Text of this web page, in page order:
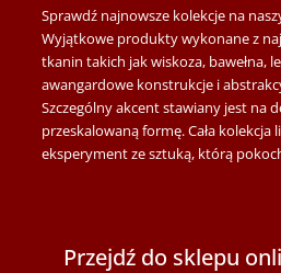
Sprawdź najnowsze kolekcje na
Wyjątkowe produkty wykonane z
tkanin takich jak wiskoza, bawełna,
awangardowe konstrukcje i
Szczególny akcent stawiany jest na
przeskalowaną formę. Cała kolekcja
eksperyment ze sztuką, którą
Przejdź do sklepu